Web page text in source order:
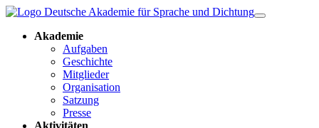
Akademie
Aufgaben
Geschichte
Mitglieder
Organisation
Satzung
Presse
Aktivitäten